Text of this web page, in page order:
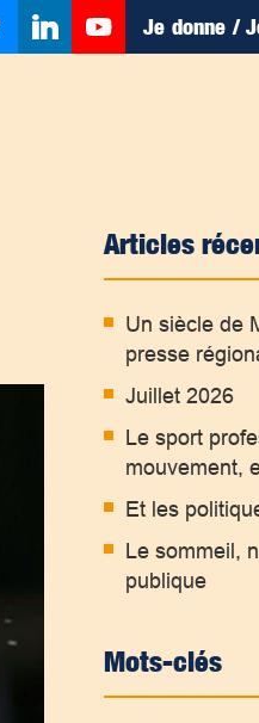
Je donne /
Articles
Un siècle de
presse
Juillet 2026
Le sport
mouvement,
Et les
Le sommeil,
publique
Mots-clés